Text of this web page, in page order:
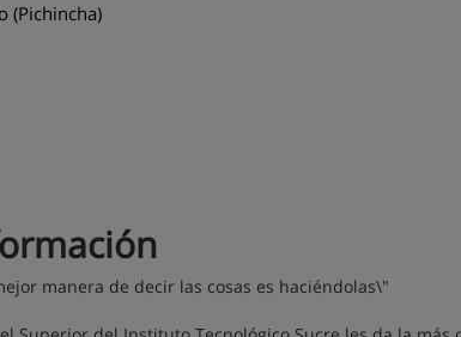
(Pichincha)
manera de decir las cosas es haciéndolas\"